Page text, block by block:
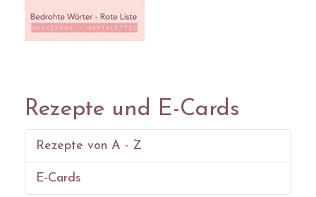
Rezepte und E-Cards
Rezepte von A - Z
E-Cards